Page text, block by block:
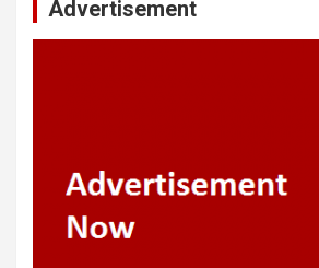
Advertisement